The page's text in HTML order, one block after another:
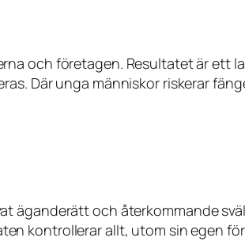
och företagen. Resultatet är ett
Där unga människor riskerar
äganderätt och återkommande
kontrollerar allt, utom sin egen